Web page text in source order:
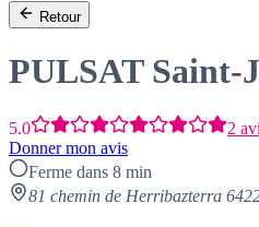
Retour
PULSAT Saint-
5.0
2
Donner mon avis
Ferme dans 8 min
81 chemin de Herribazterra